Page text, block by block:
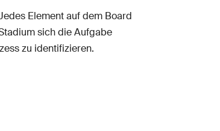
Element auf dem Board
sich die Aufgabe
zu identifizieren.